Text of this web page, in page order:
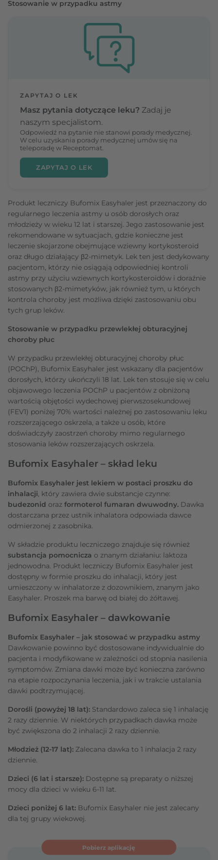
Stosowanie w przypadku astmy
ZAPYTAJ O LEK
Masz pytania dotyczące leku? Zadaj je
naszym specjalistom.
Odpowiedź na pytanie nie stanowi porady medycznej.
W celu uzyskania porady medycznej umów się na
teleporadę w Receptomat.
ZAPYTAJ O LEK
Produkt leczniczy Bufomix Easyhaler jest przeznaczony do
regularnego leczenia astmy u osób dorosłych oraz
młodzieży w wieku 12 lat i starszej. Jego zastosowanie jest
rekomendowane w sytuacjach, gdzie konieczne jest
leczenie skojarzone obejmujące wziewny kortykosteroid
oraz długo działający β2-mimetyk. Lek ten jest dedykowany
pacjentom, którzy nie osiągają odpowiedniej kontroli
astmy przy użyciu wziewnych kortykosteroidów i doraźnie
stosowanych β2-mimetyków, jak również tym, u których
kontrola choroby jest możliwa dzięki zastosowaniu obu
tych grup leków.
Stosowanie w przypadku przewlekłej obturacyjnej
choroby płuc
W przypadku przewlekłej obturacyjnej choroby płuc
(POChP), Bufomix Easyhaler jest wskazany dla pacjentów
dorosłych, którzy ukończyli 18 lat. Lek ten stosuje się w celu
objawowego leczenia POChP u pacjentów z obniżoną
wartością objętości wydechowej pierwszosekundowej
(FEV1) poniżej 70% wartości należnej po zastosowaniu leku
rozszerzającego oskrzela, a także u osób, które
doświadczyły zaostrzeń choroby mimo regularnego
stosowania leków rozszerzających oskrzela.
Bufomix Easyhaler – skład leku
Bufomix Easyhaler jest lekiem w postaci proszku do
inhalacji, który zawiera dwie substancje czynne:
budezonid oraz formoterol fumaran dwuwodny. Dawka
dostarczana przez ustnik inhalatora odpowiada dawce
odmierzonej z zasobnika.
W składzie produktu leczniczego znajduje się również
substancja pomocnicza o znanym działaniu: laktoza
jednowodna. Produkt leczniczy Bufomix Easyhaler jest
dostępny w formie proszku do inhalacji, który jest
umieszczony w inhalatorze z dozownikiem, znanym jako
Easyhaler. Proszek ma barwę od białej do żółtawej.
Bufomix Easyhaler – dawkowanie
Bufomix Easyhaler – jak stosować w przypadku astmy
Dawkowanie powinno być dostosowane indywidualnie do
pacjenta i modyfikowane w zależności od stopnia nasilenia
symptomów. Zmiana dawki może być konieczna zarówno
na etapie rozpoczynania leczenia, jak i w trakcie ustalania
dawki podtrzymującej.
Dorośli (powyżej 18 lat): Standardowo zaleca się 1 inhalację
2 razy dziennie. W niektórych przypadkach dawka może
być zwiększona do 2 inhalacji 2 razy dziennie.
Młodzież (12-17 lat): Zalecana dawka to 1 inhalacja 2 razy
dziennie.
Dzieci (6 lat i starsze): Dostępne są preparaty o niższej
mocy dla dzieci w wieku 6-11 lat.
Dzieci poniżej 6 lat: Bufomix Easyhaler nie jest zalecany
dla tej grupy wiekowej.
Pobierz aplikację